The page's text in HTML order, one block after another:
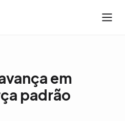
em
padrão